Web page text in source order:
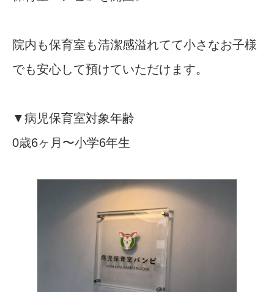
院内も保育室も清潔感溢れてて小さなお子様
でも安心して預けていただけます。
▼病児保育室対象年齢
0歳6ヶ月〜小学6年生